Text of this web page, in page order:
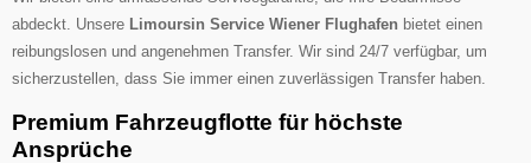
abdeckt. Unsere Limoursin Service Wiener Flughafen bietet einen
reibungslosen und angenehmen Transfer. Wir sind 24/7 verfügbar, um
sicherzustellen, dass Sie immer einen zuverlässigen Transfer haben.
Premium Fahrzeugflotte für höchste
Ansprüche